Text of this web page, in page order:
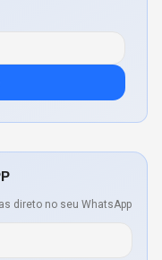
direto no seu WhatsApp